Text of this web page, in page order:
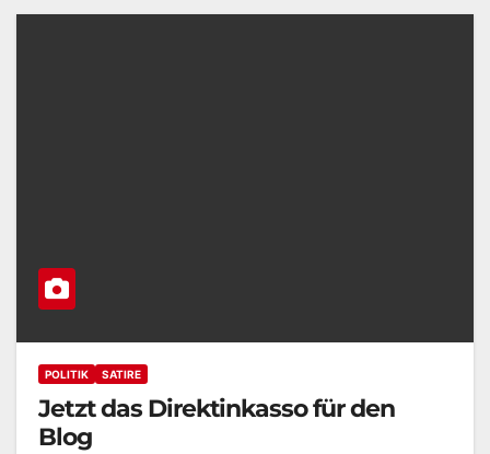
POLITIK SATIRE
Jetzt das Direktinkasso für den
Blog